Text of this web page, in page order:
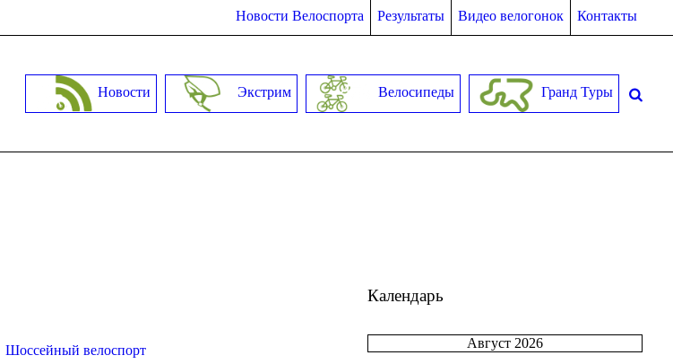
Новости Велоспорта Результаты Видео велогонок Контакты
Новости Экстрим Велосипеды Гранд Туры
Шоссейный велоспорт
Календарь
Август 2026